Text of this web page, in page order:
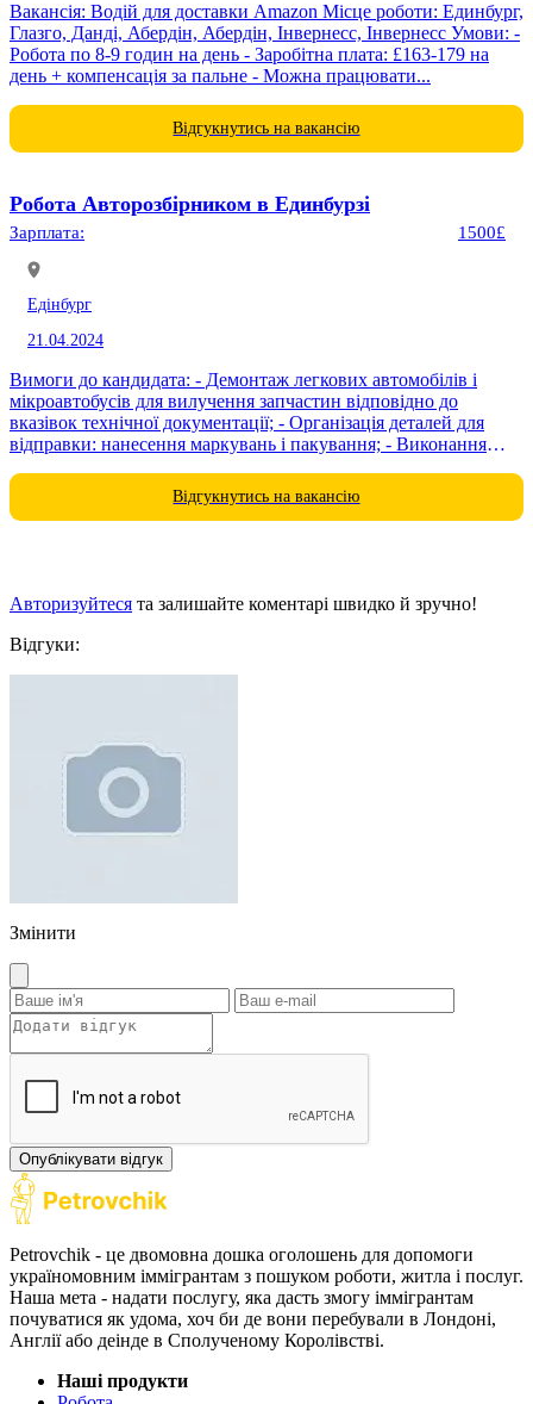
Вакансія: Водій для доставки Amazon Місце роботи: Единбург,
Глазго, Данді, Абердін, Абердін, Інвернесс, Інвернесс Умови: -
Робота по 8-9 годин на день - Заробітна плата: £163-179 на
день + компенсація за пальне - Можна працювати...
Відгукнутись на вакансію
Робота Авторозбірником в Единбурзі
Зарплата: 1500£
Едінбург
21.04.2024
Вимоги до кандидата: - Демонтаж легкових автомобілів і
мікроавтобусів для вилучення запчастин відповідно до
вказівок технічної документації; - Організація деталей для
відправки: нанесення маркувань і пакування; - Виконання
Відгукнутись на вакансію
Авторизуйтеся та залишайте коментарі швидко й зручно!
Відгуки:
Змінити
Опублікувати відгук
Petrovchik - це двомовна дошка оголошень для допомоги
україномовним іммігрантам з пошуком роботи, житла і послуг.
Наша мета - надати послугу, яка дасть змогу іммігрантам
почуватися як удома, хоч би де вони перебували в Лондоні,
Англії або деінде в Сполученому Королівстві.
Наші продукти